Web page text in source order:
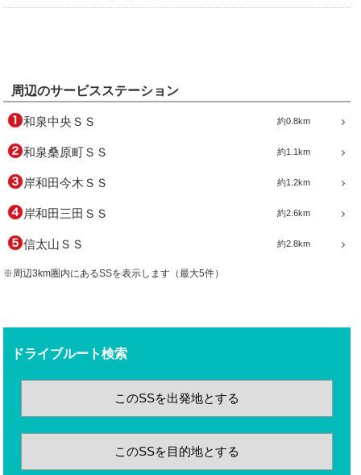
周辺のサービスステーション
約0.8km
和泉中央ＳＳ
約1.1km
和泉桑原町ＳＳ
約1.2km
岸和田今木ＳＳ
約2.6km
岸和田三田ＳＳ
約2.8km
信太山ＳＳ
※周辺3km圏内にあるSSを表示します（最大5件）
ドライブルート検索
このSSを出発地とする
このSSを目的地とする